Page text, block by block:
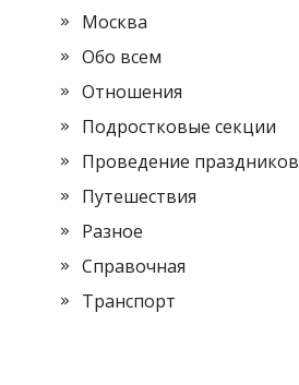
Москва
Обо всем
Отношения
Подростковые секции
Проведение праздников
Путешествия
Разное
Справочная
Транспорт